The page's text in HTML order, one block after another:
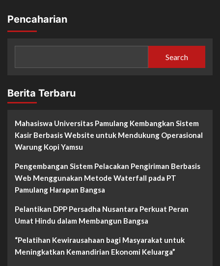
Pencaharian
Search
Berita Terbaru
Mahasiswa Universitas Pamulang Kembangkan Sistem
Kasir Berbasis Website untuk Mendukung Operasional
Warung Kopi Yamsu
Pengembangan Sistem Pelacakan Pengiriman Berbasis
Web Menggunakan Metode Waterfall pada PT
Pamulang Harapan Bangsa
Pelantikan DPP Persadha Nusantara Perkuat Peran
Umat Hindu dalam Membangun Bangsa
“Pelatihan Kewirausahaan bagi Masyarakat untuk
Meningkatkan Kemandirian Ekonomi Keluarga”